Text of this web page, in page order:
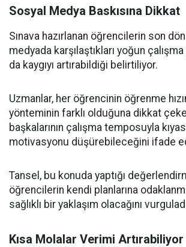
Sosyal Medya Baskısına Dikkat
Sınava hazırlanan öğrencilerin son
medyada karşılaştıkları yoğun çalışma
da kaygıyı artırabildiği belirtiliyor.
Uzmanlar, her öğrencinin öğrenme
yönteminin farklı olduğuna dikkat
başkalarının çalışma temposuyla
motivasyonu düşürebileceğini ifade
Tansel, bu konuda yaptığı
öğrencilerin kendi planlarına
sağlıklı bir yaklaşım olacağını
Kısa Molalar Verimi Artırabiliyor